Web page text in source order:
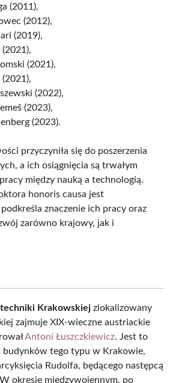
(2011),
(2012),
(2019),
(2021),
(2022),
(2023),
(2023).
przyczyniła się do poszerzenia
a ich osiągnięcia są trwałym
między nauką a technologią.
honoris causa jest
znaczenie ich pracy oraz
zarówno krajowy, jak i
Krakowskiej zlokalizowany
zajmuje XIX-wieczne austriackie
Antoni Łuszczkiewicz. Jest to
budynków tego typu w Krakowie,
Rudolfa, będącego następcą
okresie międzywojennym, po